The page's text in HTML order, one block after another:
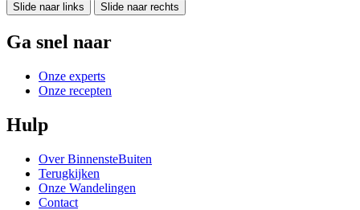
Slide naar links Slide naar rechts
Ga snel naar
Onze experts
Onze recepten
Hulp
Over BinnensteBuiten
Terugkijken
Onze Wandelingen
Contact